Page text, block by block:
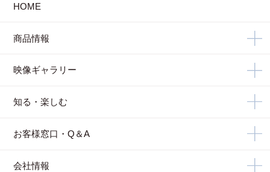
HOME
商品情報
映像ギャラリー
知る・楽しむ
お客様窓口・Q＆A
会社情報